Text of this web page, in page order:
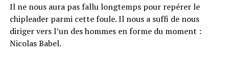
Il ne nous aura pas fallu longtemps pour repérer le
chipleader parmi cette foule. Il nous a suffi de nous
diriger vers l’un des hommes en forme du moment :
Nicolas Babel.